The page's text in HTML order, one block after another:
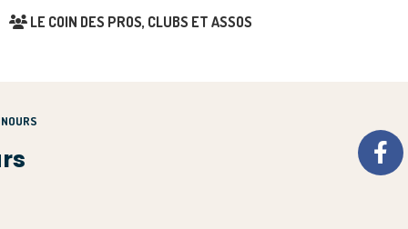
LE COIN DES PROS, CLUBS ET ASSOS